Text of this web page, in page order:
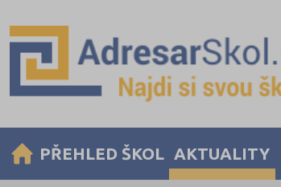
PŘEHLED ŠKOL AKTUALITY